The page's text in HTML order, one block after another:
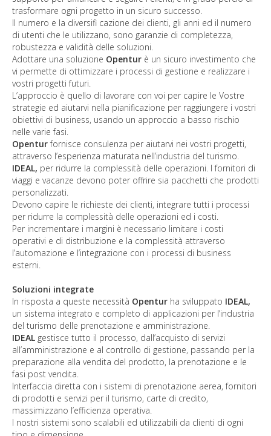
trasformare ogni progetto in un sicuro successo.
Il numero e la diversifi cazione dei clienti, gli anni ed il numero
di utenti che le utilizzano, sono garanzie di completezza,
robustezza e validità delle soluzioni.
Adottare una soluzione Opentur è un sicuro investimento che
vi permette di ottimizzare i processi di gestione e realizzare i
vostri progetti futuri.
L’approccio è quello di lavorare con voi per capire le Vostre
strategie ed aiutarvi nella pianificazione per raggiungere i vostri
obiettivi di business, usando un approccio a basso rischio
nelle varie fasi.
Openturfornisce consulenza per aiutarvi nei vostri progetti,
attraverso l’esperienza maturata nell’industria del turismo.
IDEAL, per ridurre la complessità delle operazioni. I fornitori di
viaggi e vacanze devono poter offrire sia pacchetti che prodotti
personalizzati.
Devono capire le richieste dei clienti, integrare tutti i processi
per ridurre la complessità delle operazioni ed i costi.
Per incrementare i margini è necessario limitare i costi
operativi e di distribuzione e la complessità attraverso
l’automazione e l’integrazione con i processi di business
esterni.
Soluzioni integrate
In risposta a queste necessità Opentur ha sviluppato IDEAL,
un sistema integrato e completo di applicazioni per l’industria
del turismo delle prenotazione e amministrazione.
IDEAL gestisce tutto il processo, dall’acquisto di servizi
all’amministrazione e al controllo di gestione, passando per la
preparazione alla vendita del prodotto, la prenotazione e le
fasi post vendita.
Interfaccia diretta con i sistemi di prenotazione aerea, fornitori
di prodotti e servizi per il turismo, carte di credito,
massimizzano l’efficienza operativa.
I nostri sistemi sono scalabili ed utilizzabili da clienti di ogni